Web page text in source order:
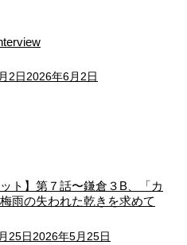
2日2026年6月2日
ト】第７話〜鎌倉３B、「カ
雨の失われた乾きを求めて
25日2026年5月25日